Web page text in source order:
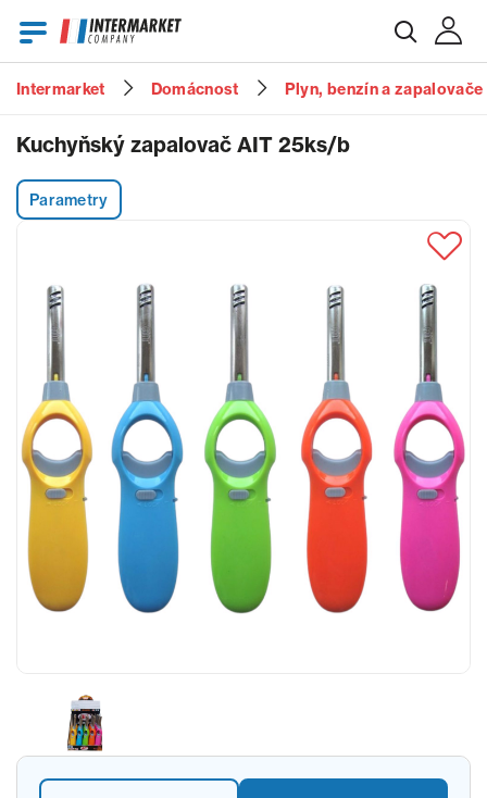
Heslo
Zapomenuté heslo?
Intermarket Domácnost Plyn, benzín a zapalovače
Kuchyňský zapalovač AIT 25ks/b
Parametry